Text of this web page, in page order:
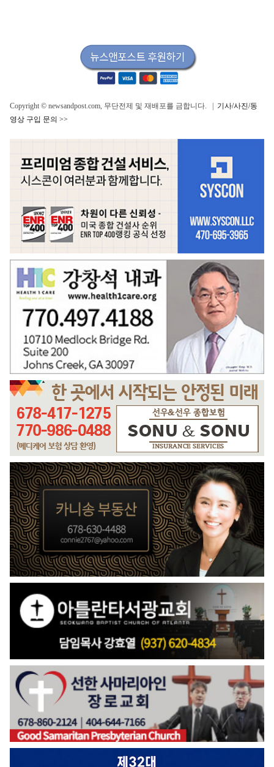
Copyright © newsandpost.com, 무단전제 및 재배포를 금합니다. | 기사/사진/동
영상 구입 문의 >>